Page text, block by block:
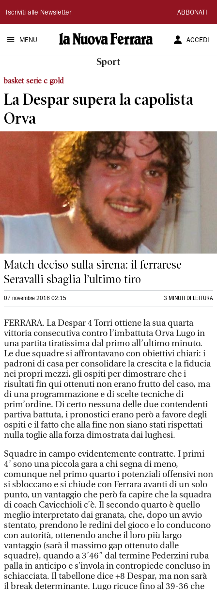
La
Nuova
Ferrara
Iscriviti alle Newsletter ABBONATI
MENU ACCEDI
Sport
basket serie c gold
La Despar supera la capolista
Orva
Match deciso sulla sirena: il ferrarese
Seravalli sbaglia l’ultimo tiro
07 novembre 2016 02:15 3 MINUTI DI LETTURA
FERRARA. La Despar 4 Torri ottiene la sua quarta
vittoria consecutiva contro l’imbattuta Orva Lugo in
una partita tiratissima dal primo all’ultimo minuto.
Le due squadre si affrontavano con obiettivi chiari: i
padroni di casa per consolidare la crescita e la fiducia
nei propri mezzi, gli ospiti per dimostrare che i
risultati fin qui ottenuti non erano frutto del caso, ma
di una programmazione e di scelte tecniche di
prim’ordine. Di certo nessuna delle due contendenti
partiva battuta, i pronostici erano però a favore degli
ospiti e il fatto che alla fine non siano stati rispettati
nulla toglie alla forza dimostrata dai lughesi.
Squadre in campo evidentemente contratte. I primi
4’ sono una piccola gara a chi segna di meno,
comunque nel primo quarto i potenziali offensivi non
si sbloccano e si chiude con Ferrara avanti di un solo
punto, un vantaggio che però fa capire che la squadra
di coach Cavicchioli c’è. Il secondo quarto è quello
meglio interpretato dai granata, che, dopo un avvio
stentato, prendono le redini del gioco e lo conducono
con autorità, ottenendo anche il loro più largo
vantaggio (sarà il massimo gap ottenuto dalle
squadre), quando a 3’46” dal termine Pederzini ruba
palla in anticipo e s’invola in contropiede concluso in
schiacciata. Il tabellone dice +8 Despar, ma non sarà
il break determinante. Lugo ricuce fino al 39-36 che